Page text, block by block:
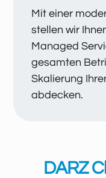
Mit einer
stellen wir
Managed
gesamten
Skalierung
abdecken.
DARZ